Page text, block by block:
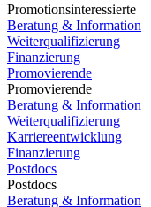
Promotionsinteressierte
Beratung & Information
Weiterqualifizierung
Finanzierung
Promovierende
Promovierende
Beratung & Information
Weiterqualifizierung
Karriereentwicklung
Finanzierung
Postdocs
Postdocs
Beratung & Information